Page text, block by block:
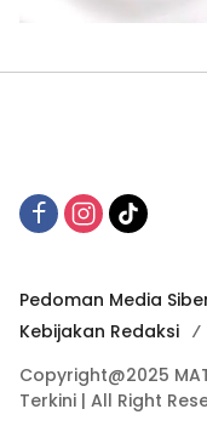
Pedoman Media
Kebijakan Redaksi
Copyright@2025
Terkini | All Right